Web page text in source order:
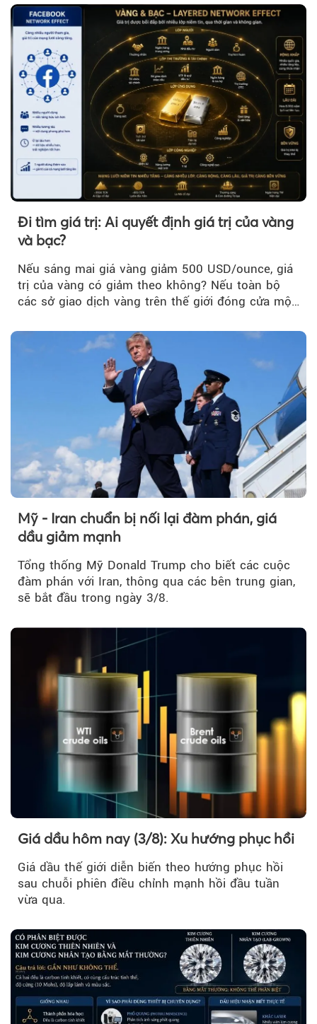
Đi tìm giá trị: Ai quyết định giá trị của vàng
và bạc?
Nếu sáng mai giá vàng giảm 500 USD/ounce, giá
trị của vàng có giảm theo không? Nếu toàn bộ
các sở giao dịch vàng trên thế giới đóng cửa một
Mỹ - Iran chuẩn bị nối lại đàm phán, giá
dầu giảm mạnh
Tổng thống Mỹ Donald Trump cho biết các cuộc
đàm phán với Iran, thông qua các bên trung gian,
sẽ bắt đầu trong ngày 3/8.
Giá dầu hôm nay (3/8): Xu hướng phục hồi
Giá dầu thế giới diễn biến theo hướng phục hồi
sau chuỗi phiên điều chỉnh mạnh hồi đầu tuần
vừa qua.